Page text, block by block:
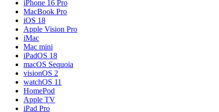
iPhone 16 Pro
MacBook Pro
iOS 18
Apple Vision Pro
iMac
Mac mini
iPadOS 18
macOS Sequoia
visionOS 2
watchOS 11
HomePod
Apple TV
iPad Pro